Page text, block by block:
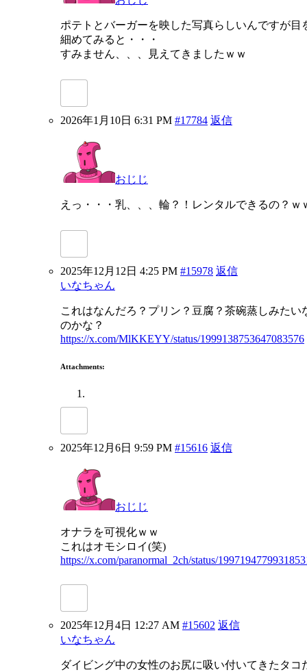
ポテトとバーガーを映した写真らしいんですが目
細めてみると・・・
すみません、、、見えてきましたｗｗ
2026年1月10日 6:31 PM #17784 返信
おじじ
えっ・・・乳、、、輪？！レンタルできるの？ｗ
2025年12月12日 4:25 PM #15978 返信
いなちゃん
これはなんだろ？プリン？豆腐？茶碗蒸しみたい
のかな？
https://x.com/MlKKEYY/status/1999138753647083576
Attachments:
2025年12月6日 9:59 PM #15616 返信
おじじ
オナラを可視化ｗｗ
これはオモシロイ(笑)
https://x.com/paranormal_2ch/status/
2025年12月4日 12:27 AM #15602 返信
いなちゃん
ダイビング中の女性のお尻に吸い付いてきたタコ